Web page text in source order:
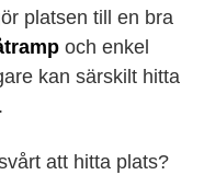
platsen till en bra
och enkel
kan särskilt hitta
att hitta plats?